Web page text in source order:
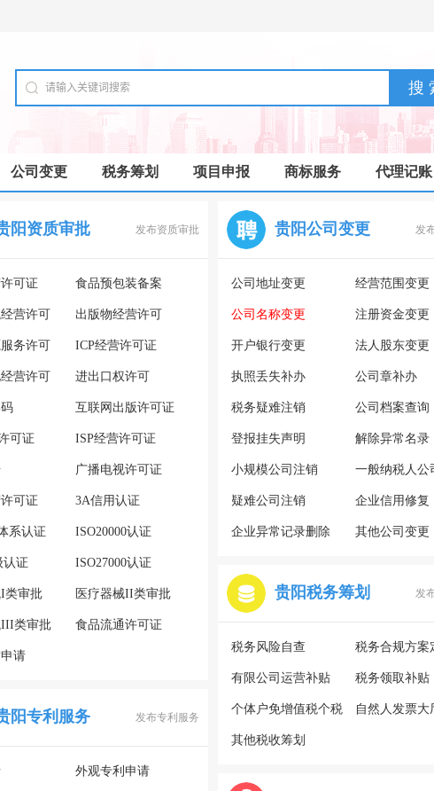
公司变更 税务筹划 项目申报 商标服务 代理记账
阳资质审批 发布资质审批
可证 食品预包装备案
营许可 出版物经营许可
务许可 ICP经营许可证
营许可 进出口权许可
互联网出版许可证
可证 ISP经营许可证
广播电视许可证
可证 3A信用认证
系认证 ISO20000认证
认证 ISO27000认证
类审批 医疗器械II类审批
III类审批 食品流通许可证
请
阳专利服务 发布专利服务
外观专利申请
贵阳公司变更 发
公司地址变更 经营范围变更
公司名称变更 注册资金变更
开户银行变更 法人股东变更
执照丢失补办 公司章补办
税务疑难注销 公司档案查询
登报挂失声明 解除异常名录
小规模公司注销 一般纳税人公
疑难公司注销 企业信用修复
企业异常记录删除 其他公司变更
贵阳税务筹划 发
税务风险自查 税务合规方案
有限公司运营补贴 税务领取补贴
个体户免增值税个税 自然人发票大
其他税收筹划